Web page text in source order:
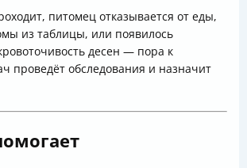
питомец отказывается от еды,
из таблицы, или появилось
десен — пора к
проведёт обследования и назначит